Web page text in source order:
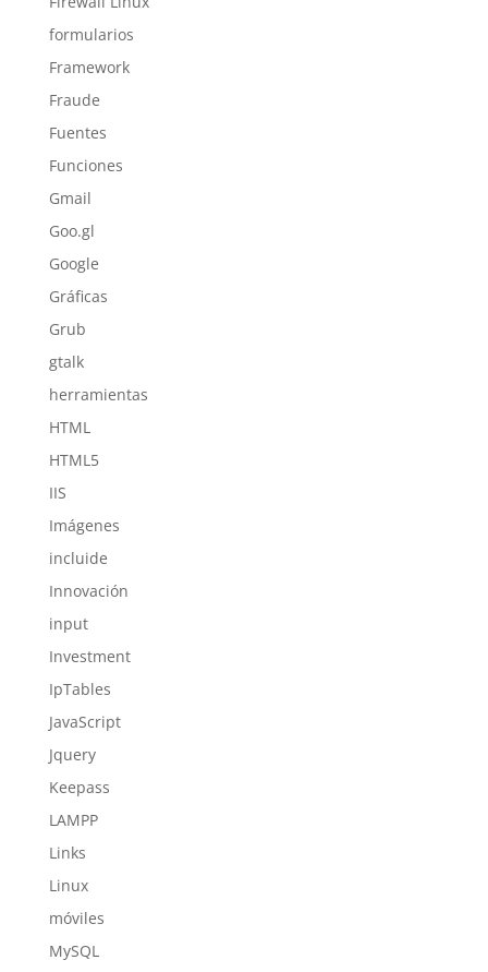
formularios
Framework
Fraude
Fuentes
Funciones
Gmail
Goo.gl
Google
Gráficas
Grub
gtalk
herramientas
HTML
HTML5
IIS
Imágenes
incluide
Innovación
input
Investment
IpTables
JavaScript
Jquery
Keepass
LAMPP
Links
Linux
móviles
MySQL